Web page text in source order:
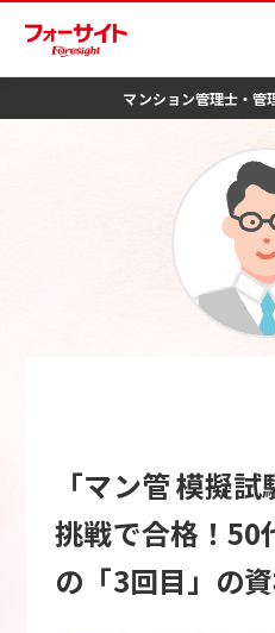
マンション管理士・管
「マン管 模擬
挑戦で合格！50
の「3回目」の